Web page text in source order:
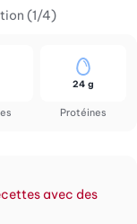
(1/4)
Protéines
24 g
avec des